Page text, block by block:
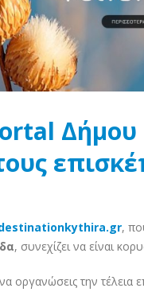
,
, συνεχίζει να είναι
οργανώσεις την τέλεια